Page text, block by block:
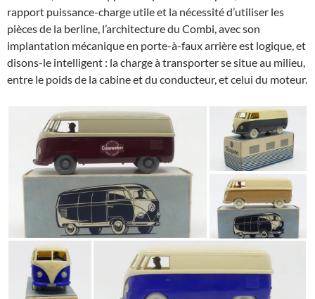
rapport puissance-charge utile et la nécessité d’utiliser les
pièces de la berline, l’architecture du Combi, avec son
implantation mécanique en porte-à-faux arrière est logique, et
disons-le intelligent : la charge à transporter se situe au milieu,
entre le poids de la cabine et du conducteur, et celui du moteur.